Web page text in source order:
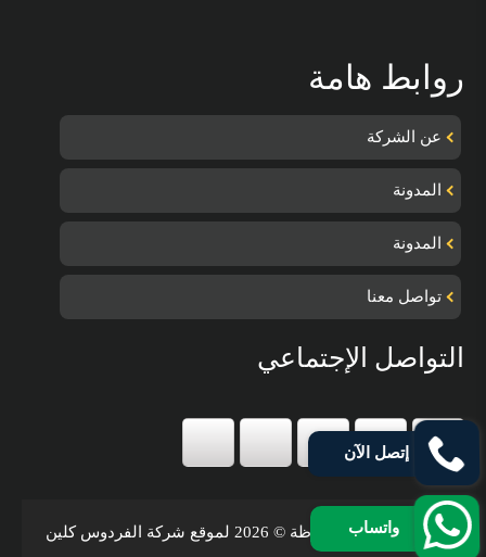
روابط هامة
عن الشركة
المدونة
المدونة
تواصل معنا
التواصل الإجتماعي
جميع الحقوق محفوظة © 2026 لموقع شركة الفردوس كلين
إتصل الآن
واتساب